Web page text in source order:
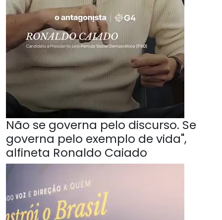
Não se governa pelo discurso. Se
governa pelo exemplo de vida",
alfineta Ronaldo Caiado